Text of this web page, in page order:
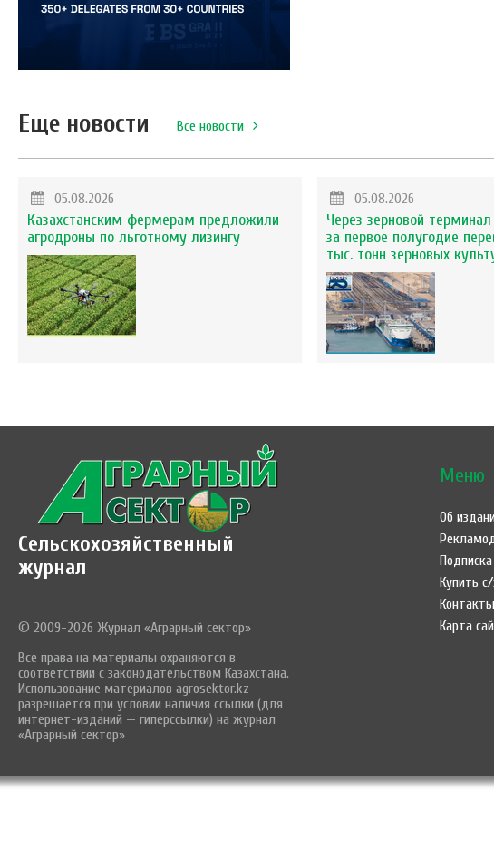
Еще новости Все новости
05.08.2026
Казахстанским фермерам предложили
агродроны по льготному лизингу
05.08.2026
Через зерновой
за первое полугодие
тыс. тонн зерновых
Сельскохозяйственный
журнал
© 2009-2026 Журнал «Аграрный сектор»
Все права на материалы охраняются в
соответствии с законодательством Казахстана.
Использование материалов agrosektor.kz
разрешается при условии наличия ссылки (для
интернет-изданий — гиперссылки) на журнал
«Аграрный сектор»
Меню
Об
Подписка
Купить с/
Контакты
Карта